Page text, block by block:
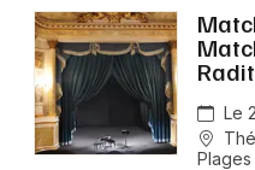
Radit
Le
Plages